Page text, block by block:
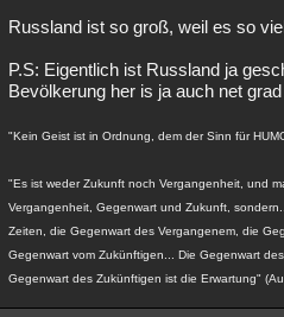
Russland ist so groß, weil es so
P.S: Eigentlich ist Russland ja
Bevölkerung her is ja auch net
"Kein Geist ist in Ordnung, dem der Sinn für
"Es ist weder Zukunft noch Vergangenheit, und
Vergangenheit, Gegenwart und Zukunft,
Zeiten, die Gegenwart des Vergangenem, die
Gegenwart vom Zukünftigen... Die Gegenwart
Gegenwart des Zukünftigen ist die Erwartung"